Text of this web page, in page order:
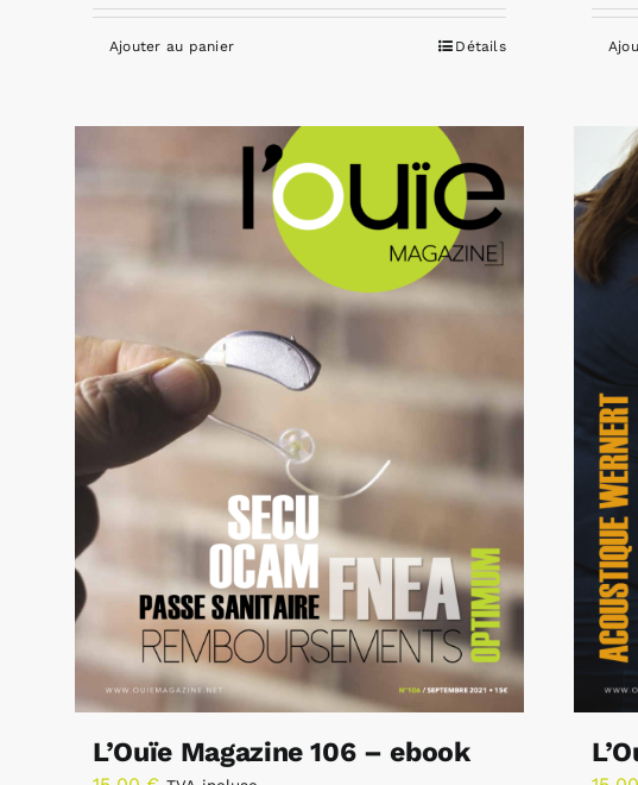
Ajouter au panier Détails
L’Ouïe Magazine 106 – ebook